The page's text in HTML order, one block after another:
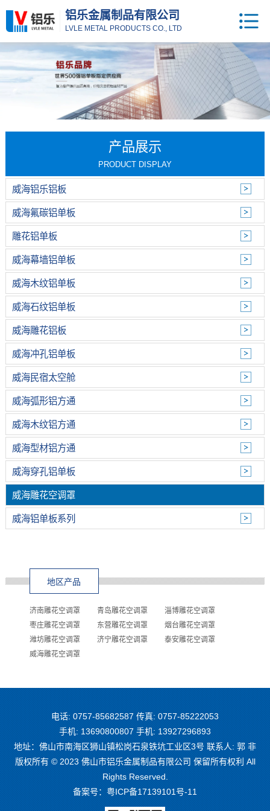
铝乐金属制品有限公司
LVLE METAL PRODUCTS CO., LTD
产品展示
PRODUCT DISPLAY
威海铝乐铝板
威海氟碳铝单板
雕花铝单板
威海幕墙铝单板
威海木纹铝单板
威海石纹铝单板
威海雕花铝板
威海冲孔铝单板
威海民宿太空舱
威海弧形铝方通
威海木纹铝方通
威海型材铝方通
威海穿孔铝单板
威海雕花空调罩
威海铝单板系列
地区产品
济南雕花空调罩 青岛雕花空调罩
淄博雕花空调罩
枣庄雕花空调罩
东营雕花空调罩
烟台雕花空调罩
潍坊雕花空调罩
济宁雕花空调罩
泰安雕花空调罩
威海雕花空调罩
电话: 0757-85682587 传真: 0757-85222053
手机: 13690800807 手机: 13927296893
地址：佛山市南海区狮山镇松岗石泉铁坑工业区3号 联系人: 郭 非
版权所有 © 2023 佛山市铝乐金属制品有限公司 保留所有权利 All
Rights Reserved.
备案号： 粤ICP备17139101号-11